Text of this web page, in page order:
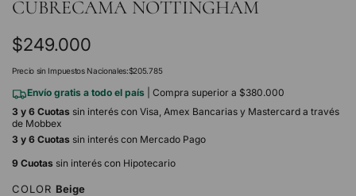
CUBRECAMA NOTTINGHAM
Precio
regular
$249.000
Precio sin Impuestos Nacionales:$205.785
Envío gratis a todo el país
| Compra superior a $380.000
3 y 6 Cuotas sin interés con Visa, Amex Bancarias y Mastercard a través
de Mobbex
3 y 6 Cuotas sin interés con Mercado Pago
9 Cuotas sin interés con Hipotecario
COLOR Beige